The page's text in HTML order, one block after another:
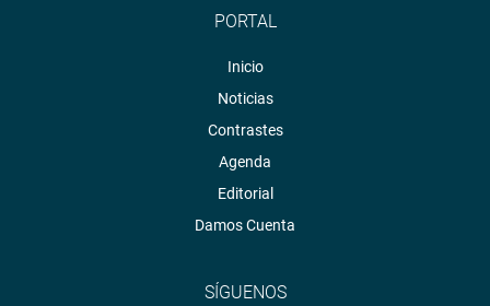
PORTAL
Inicio
Noticias
Contrastes
Agenda
Editorial
Damos Cuenta
SÍGUENOS